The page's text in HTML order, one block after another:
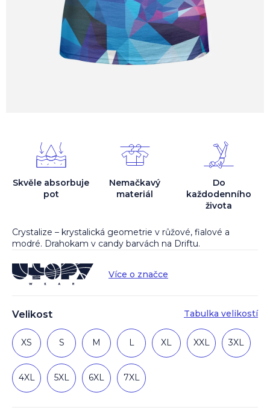
Velikost Tabulka velikostí
XS S M L XL XXL 3XL
4XL 5XL 6XL 7XL
Crystalize – krystalická geometrie v růžové, fialové a
modré. Drahokam v candy barvách na Driftu.
Více o značce
Skvěle absorbuje
pot
Nemačkavý
materiál
Do
každodenního
života